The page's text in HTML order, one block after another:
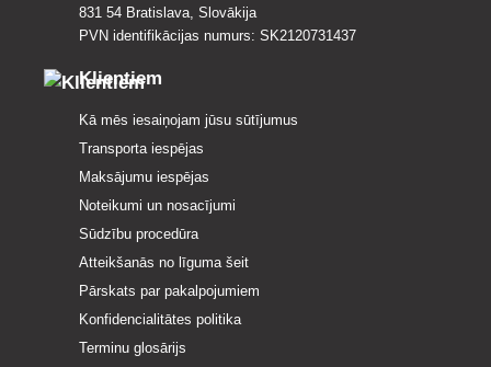
831 54 Bratislava, Slovākija
PVN identifikācijas numurs: SK2120731437
Klientiem
Kā mēs iesaiņojam jūsu sūtījumus
Transporta iespējas
Maksājumu iespējas
Noteikumi un nosacījumi
Sūdzību procedūra
Atteikšanās no līguma šeit
Pārskats par pakalpojumiem
Konfidencialitātes politika
Terminu glosārijs